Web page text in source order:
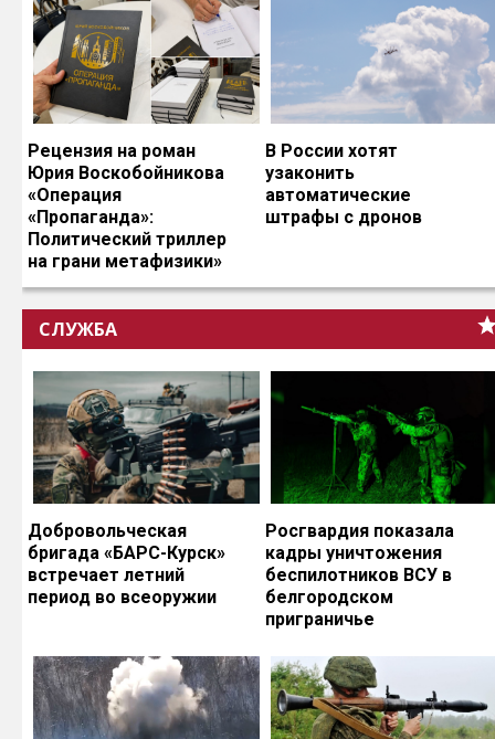
Рецензия на роман
Юрия Воскобойникова
«Операция
«Пропаганда»:
Политический триллер
на грани метафизики»
В России хотят
узаконить
автоматические
штрафы с дронов
СЛУЖБА
Добровольческая
бригада «БАРС-Курск»
встречает летний
период во всеоружии
Росгвардия показала
кадры уничтожения
беспилотников ВСУ в
белгородском
приграничье